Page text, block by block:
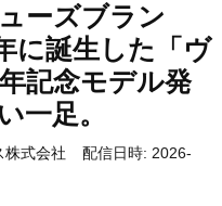
ーズブラン
に誕生した「ヴ
記念モデル発
一足。
株式会社
配信日時: 2026-